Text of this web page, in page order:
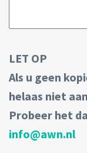
LET OP
Als u geen
helaas niet
Probeer het
info@awn.nl